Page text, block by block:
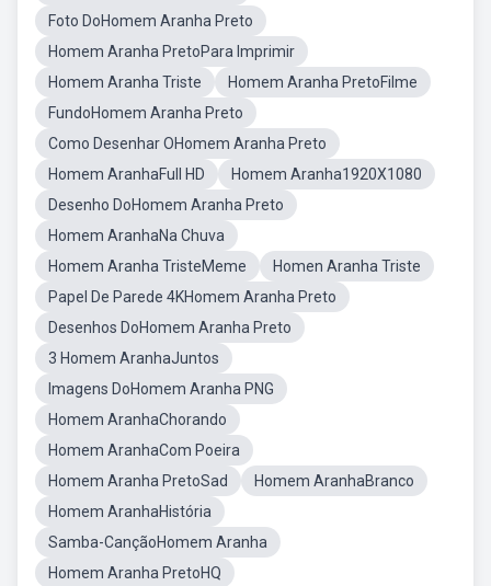
Foto DoHomem Aranha Preto
Homem Aranha PretoPara Imprimir
Homem Aranha Triste
Homem Aranha PretoFilme
FundoHomem Aranha Preto
Como Desenhar OHomem Aranha Preto
Homem AranhaFull HD
Homem Aranha1920X1080
Desenho DoHomem Aranha Preto
Homem AranhaNa Chuva
Homem Aranha TristeMeme
Homen Aranha Triste
Papel De Parede 4KHomem Aranha Preto
Desenhos DoHomem Aranha Preto
3 Homem AranhaJuntos
Imagens DoHomem Aranha PNG
Homem AranhaChorando
Homem AranhaCom Poeira
Homem Aranha PretoSad
Homem AranhaBranco
Homem AranhaHistória
Samba-CançãoHomem Aranha
Homem Aranha PretoHQ